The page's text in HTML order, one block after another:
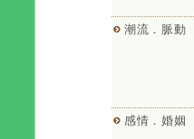
潮流．脈動
感情．婚姻